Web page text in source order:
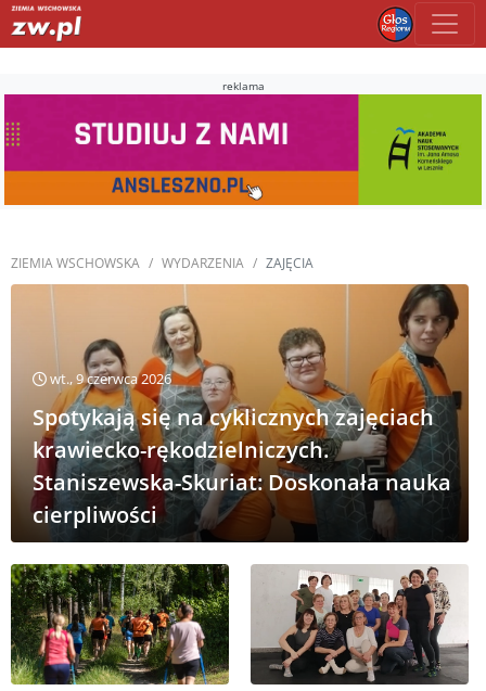
reklama
ZIEMIA WSCHOWSKA WYDARZENIA ZAJĘCIA
wt., 9 czerwca 2026
Spotykają się na cyklicznych zajęciach
krawiecko-rękodzielniczych.
Staniszewska-Skuriat: Doskonała nauka
cierpliwości